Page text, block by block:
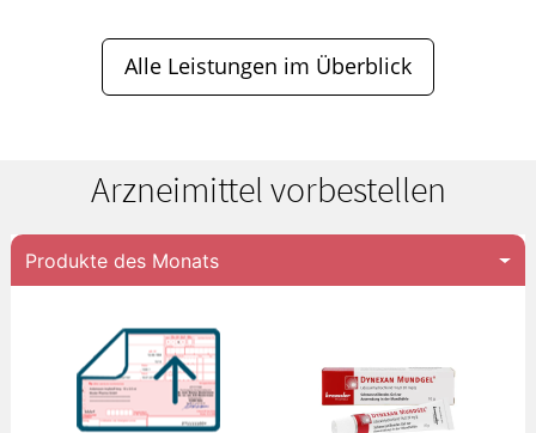
Alle Leistungen im Überblick
Arzneimittel vorbestellen